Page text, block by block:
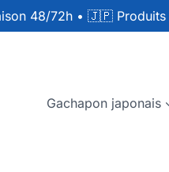
48/72h • 🇯🇵 Produits
Gachapon japonais